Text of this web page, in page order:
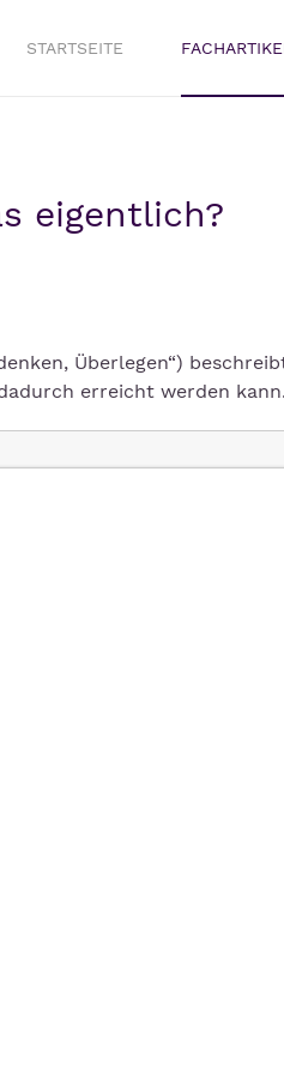
STARTSEITE
eigentlich?
Überlegen“)
erreicht werden kann.